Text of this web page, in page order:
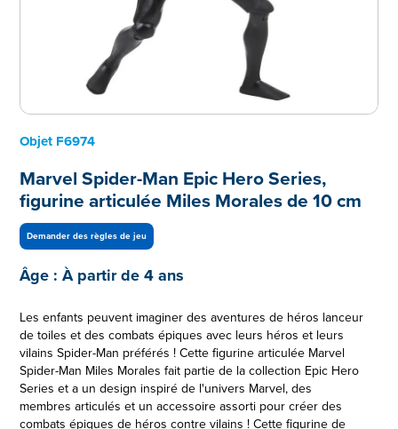
Objet F6974
Marvel Spider-Man Epic Hero Series,
figurine articulée Miles Morales de 10 cm
Demander des règles de jeu
Âge : À partir de 4 ans
Les enfants peuvent imaginer des aventures de héros lanceur
de toiles et des combats épiques avec leurs héros et leurs
vilains Spider-Man préférés ! Cette figurine articulée Marvel
Spider-Man Miles Morales fait partie de la collection Epic Hero
Series et a un design inspiré de l'univers Marvel, des
membres articulés et un accessoire assorti pour créer des
combats épiques de héros contre vilains ! Cette figurine de